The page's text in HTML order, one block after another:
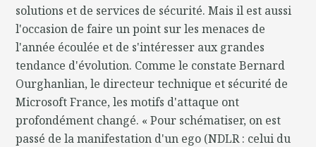
solutions et de services de sécurité. Mais il est aussi
l'occasion de faire un point sur les menaces de
l'année écoulée et de s'intéresser aux grandes
tendance d'évolution. Comme le constate Bernard
Ourghanlian, le directeur technique et sécurité de
Microsoft France, les motifs d'attaque ont
profondément changé. « Pour schématiser, on est
passé de la manifestation d'un ego (NDLR : celui du